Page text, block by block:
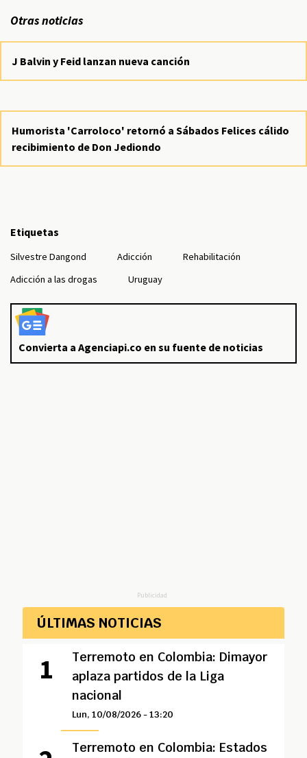
Otras noticias
J Balvin y Feid lanzan nueva canción
Humorista 'Carroloco' retornó a Sábados Felices cálido
recibimiento de Don Jediondo
Etiquetas
Silvestre Dangond Adicción
Rehabilitación
Adicción a las drogas
Uruguay
Convierta a Agenciapi.co en su fuente de noticias
Publicidad
ÚLTIMAS NOTICIAS
Terremoto en Colombia: Dimayor
aplaza partidos de la Liga
nacional
Lun, 10/08/2026 - 13:20
Terremoto en Colombia: Estados